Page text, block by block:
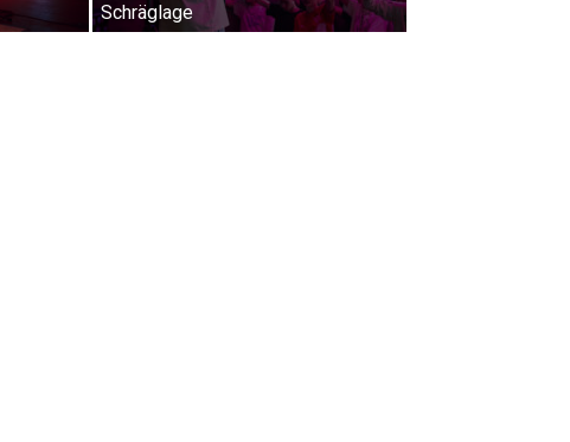
Schräglage